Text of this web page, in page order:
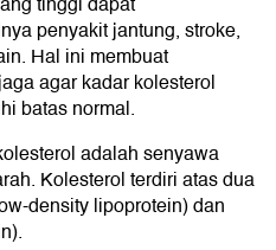
penyakit jantung, stroke,
Hal ini membuat
agar kadar kolesterol
batas normal.
adalah senyawa
Kolesterol terdiri atas dua
density lipoprotein) dan